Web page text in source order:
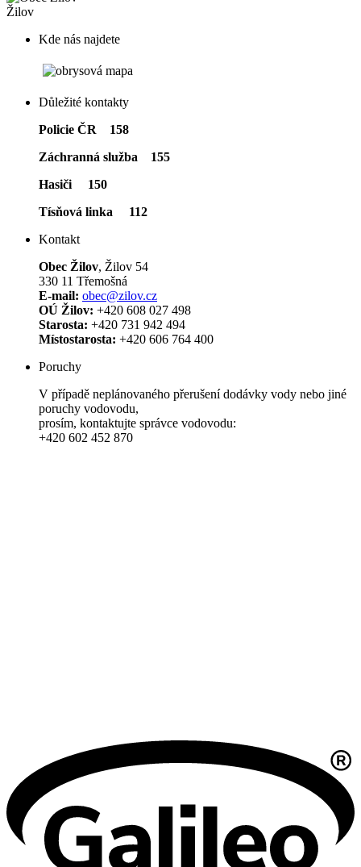
Žilov
Kde nás najdete
Důležité kontakty
Policie ČR 158
Záchranná služba 155
Hasiči 150
Tísňová linka 112
Kontakt
Obec Žilov, Žilov 54
330 11 Třemošná
E-mail: obec@zilov.cz
OÚ Žilov: +420 608 027 498
Starosta: +420 731 942 494
Místostarosta: +420 606 764 400
Poruchy
V případě neplánovaného přerušení dodávky vody nebo jiné
poruchy vodovodu,
prosím, kontaktujte správce vodovodu:
+420 602 452 870